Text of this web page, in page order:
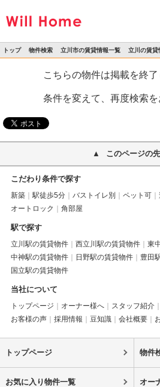
トップ 物件検索 立川市の賃貸情報一覧 立川の賃貸
こちらの物件は掲載を終了
条件を変えて、再度検索を
このページの
こだわり条件で探す
新築 駅徒歩5分 バストイレ別 ペット可
オートロック
角部屋
駅で探す
立川駅の賃貸物件 西立川駅の賃貸物件
東
中神駅の賃貸物件
日野駅の賃貸物件
豊田
国立駅の賃貸物件
当社について
トップページ オーナー様へ スタッフ紹介
お客様の声
採用情報 豆知識 会社概要
トップページ 物件
お気に入り物件一覧 オー